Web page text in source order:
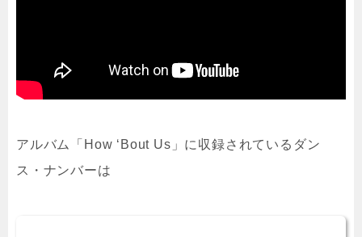
アルバム「How ‘Bout Us」に収録されているダン
ス・ナンバーは